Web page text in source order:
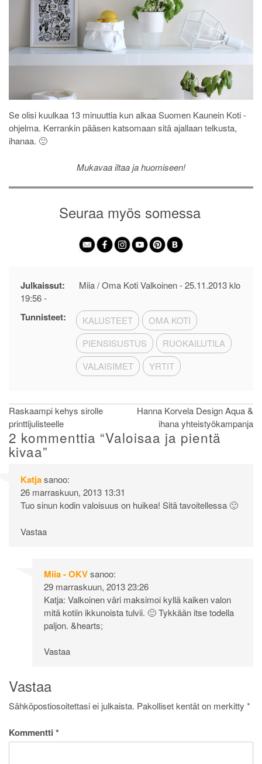
Se olisi kuulkaa 13 minuuttia kun alkaa Suomen Kaunein Koti -
ohjelma. Kerrankin pääsen katsomaan sitä ajallaan telkusta,
ihanaa. 🙂
Mukavaa iltaa ja huomiseen!
Seuraa myös somessa
Julkaissut: Miia / Oma Koti Valkoinen -25.11.2013 klo
19:56-
Tunnisteet: KALUSTEET
OMA KOTI
PIENSISUSTUS
RUOKAILUTILA
VALAISIMET
YRTIT
Artikkelien
selaus
Raskaampi kehys sirolle
printtijulisteelle
Hanna Korvela Design Aqua &
ihana yhteistyökampanja
2 kommenttia “Valoisaa ja pientä
kivaa”
Katjasanoo:
26 marraskuun, 2013 13:31
Tuo sinun kodin valoisuus on huikea! Sitä tavoitellessa 🙂
Vastaa
Miia - OKVsanoo:
29 marraskuun, 2013 23:26
Katja: Valkoinen väri maksimoi kyllä kaiken valon
mitä kotiin ikkunoista tulvii. 🙂 Tykkään itse todella
paljon. &hearts;
Vastaa
Vastaa
Sähköpostiosoitettasi ei julkaista. Pakolliset kentät on merkitty *
Kommentti *